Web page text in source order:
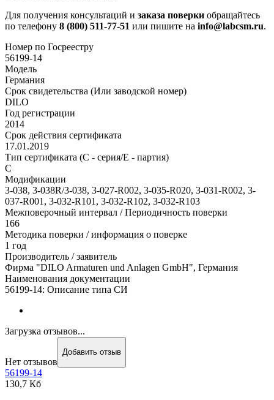
Для получения консультаций и заказа поверки обращайтесь
по телефону 8 (800) 511-77-51 или пишите на info@labcsm.ru.
Номер по Госреестру
56199-14
Модель
Германия
Срок свидетельства (Или заводской номер)
DILO
Год регистрации
2014
Срок действия сертификата
17.01.2019
Тип сертификата (C - серия/E - партия)
C
Модификации
3-038, 3-038R/3-038, 3-027-R002, 3-035-R020, 3-031-R002, 3-
037-R001, 3-032-R101, 3-032-R102, 3-032-R103
Межповерочный интервал / Периодичность поверки
166
Методика поверки / информация о поверке
1 год
Производитель / заявитель
Фирма "DILO Armaturen und Anlagen GmbH", Германия
Наименования документации
56199-14: Описание типа СИ
Загрузка отзывов...
Нет отзывов
Добавить отзыв
56199-14
130,7 Кб